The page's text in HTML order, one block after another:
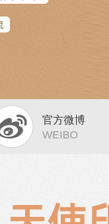
官方微博
WEIBO